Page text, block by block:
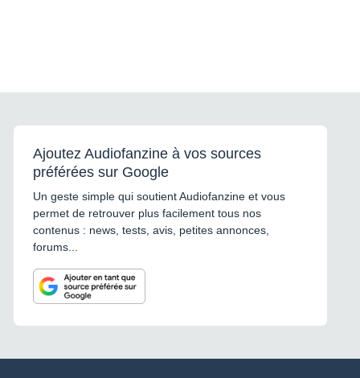
Ajoutez Audiofanzine à vos sources
préférées sur Google
Un geste simple qui soutient Audiofanzine et vous
permet de retrouver plus facilement tous nos
contenus : news, tests, avis, petites annonces,
forums...